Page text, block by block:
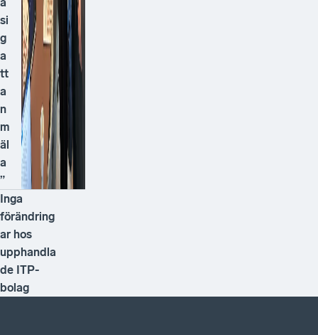
si
g
a
tt
a
n
m
äl
a
”
Inga
förändring
ar hos
upphandla
de ITP-
bolag